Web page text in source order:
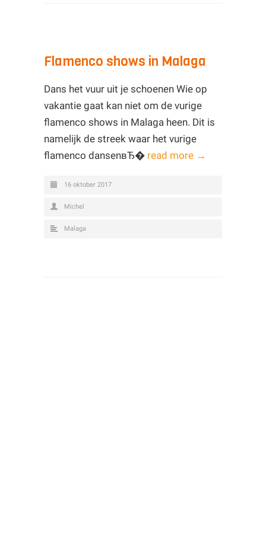
Flamenco shows in Malaga
Dans het vuur uit je schoenen Wie op
vakantie gaat kan niet om de vurige
flamenco shows in Malaga heen. Dit is
namelijk de streek waar het vurige
flamenco dansenвЂ� read more →
16 oktober 2017
Michel
Malaga